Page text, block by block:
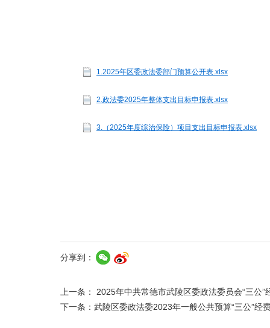
1.2025年区委政法委部门预算公开表.xlsx
2.政法委2025年整体支出目标申报表.xlsx
3.（2025年度综治保险）项目支出目标申报表.xlsx
分享到：
上一条：
2025年中共常德市武陵区委政法委员会“三公”
下一条： 武陵区委政法委2023年一般公共预算“三公”经